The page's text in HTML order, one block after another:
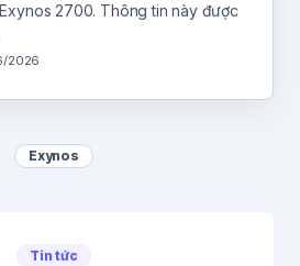
2700. Thông tin này được
2026
Exynos
Tin tức